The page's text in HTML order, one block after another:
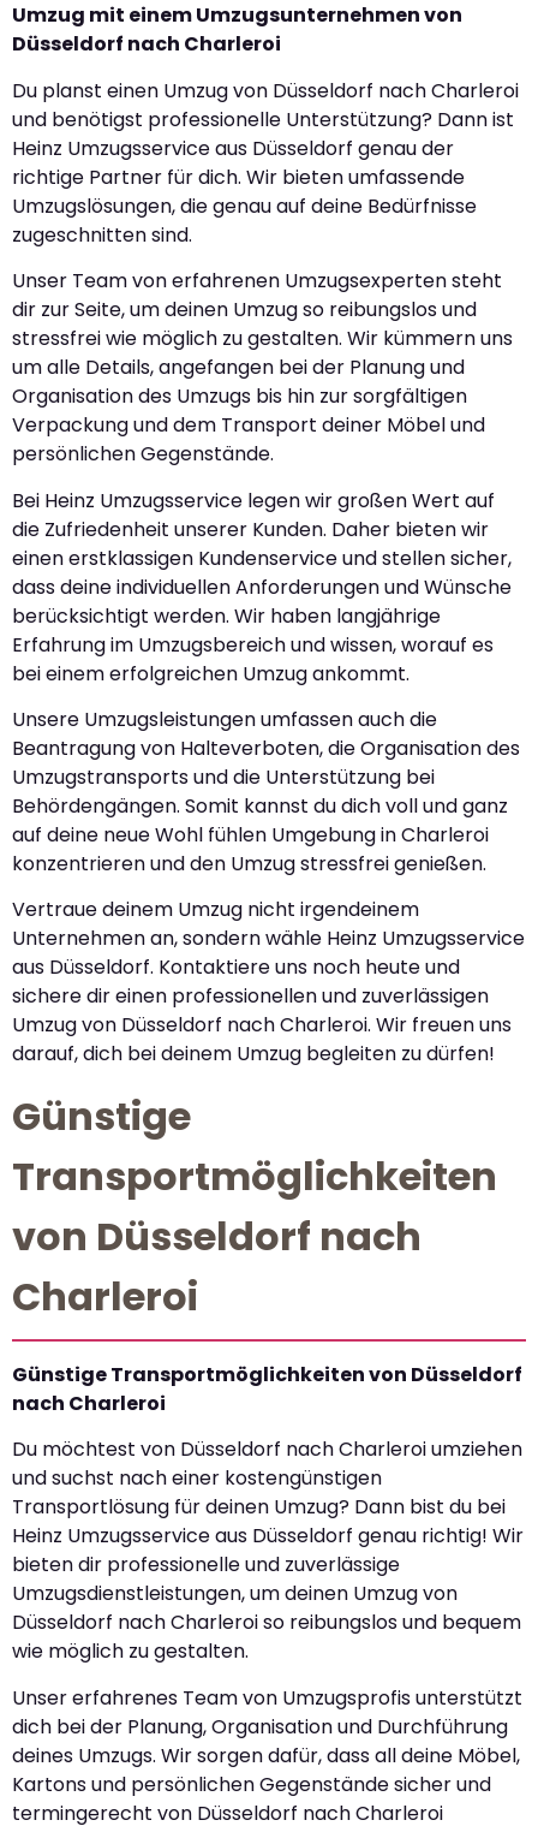
Umzug mit einem Umzugsunternehmen von
Düsseldorf nach Charleroi
Du planst einen Umzug von Düsseldorf nach Charleroi
und benötigst professionelle Unterstützung? Dann ist
Heinz Umzugsservice aus Düsseldorf genau der
richtige Partner für dich. Wir bieten umfassende
Umzugslösungen, die genau auf deine Bedürfnisse
zugeschnitten sind.
Unser Team von erfahrenen Umzugsexperten steht
dir zur Seite, um deinen Umzug so reibungslos und
stressfrei wie möglich zu gestalten. Wir kümmern uns
um alle Details, angefangen bei der Planung und
Organisation des Umzugs bis hin zur sorgfältigen
Verpackung und dem Transport deiner Möbel und
persönlichen Gegenstände.
Bei Heinz Umzugsservice legen wir großen Wert auf
die Zufriedenheit unserer Kunden. Daher bieten wir
einen erstklassigen Kundenservice und stellen sicher,
dass deine individuellen Anforderungen und Wünsche
berücksichtigt werden. Wir haben langjährige
Erfahrung im Umzugsbereich und wissen, worauf es
bei einem erfolgreichen Umzug ankommt.
Unsere Umzugsleistungen umfassen auch die
Beantragung von Halteverboten, die Organisation des
Umzugstransports und die Unterstützung bei
Behördengängen. Somit kannst du dich voll und ganz
auf deine neue Wohl fühlen Umgebung in Charleroi
konzentrieren und den Umzug stressfrei genießen.
Vertraue deinem Umzug nicht irgendeinem
Unternehmen an, sondern wähle Heinz Umzugsservice
aus Düsseldorf. Kontaktiere uns noch heute und
sichere dir einen professionellen und zuverlässigen
Umzug von Düsseldorf nach Charleroi. Wir freuen uns
darauf, dich bei deinem Umzug begleiten zu dürfen!
Günstige
Transportmöglichkeiten
von Düsseldorf nach
Charleroi
Günstige Transportmöglichkeiten von Düsseldorf
nach Charleroi
Du möchtest von Düsseldorf nach Charleroi umziehen
und suchst nach einer kostengünstigen
Transportlösung für deinen Umzug? Dann bist du bei
Heinz Umzugsservice aus Düsseldorf genau richtig! Wir
bieten dir professionelle und zuverlässige
Umzugsdienstleistungen, um deinen Umzug von
Düsseldorf nach Charleroi so reibungslos und bequem
wie möglich zu gestalten.
Unser erfahrenes Team von Umzugsprofis unterstützt
dich bei der Planung, Organisation und Durchführung
deines Umzugs. Wir sorgen dafür, dass all deine Möbel,
Kartons und persönlichen Gegenstände sicher und
termingerecht von Düsseldorf nach Charleroi